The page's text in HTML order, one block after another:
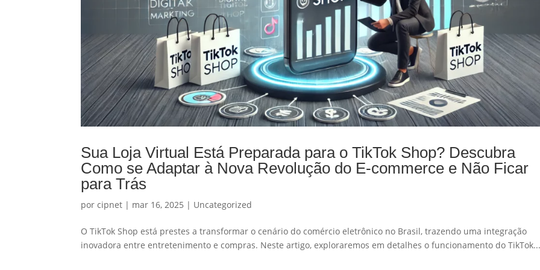
Sua Loja Virtual Está Preparada para o TikTok Shop? Descubra
Como se Adaptar à Nova Revolução do E-commerce e Não Ficar
para Trás
porcipnet | mar 16, 2025 | Uncategorized
​O TikTok Shop está prestes a transformar o cenário do comércio eletrônico no Brasil, trazendo uma integração
inovadora entre entretenimento e compras. Neste artigo, exploraremos em detalhes o funcionamento do